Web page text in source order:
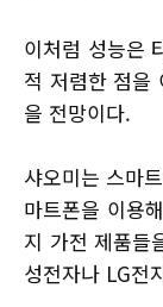
이처럼 성능은
적 저렴한 점을
을 전망이다.
샤오미는 스마
마트폰을 이용
지 가전 제품들
성전자나 LG전